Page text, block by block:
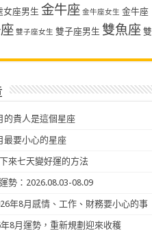
女座男生 金牛座 金牛座女生 金牛座
雙子座女生 雙子座男生 雙魚座 雙
的貴人是這個星座
最要小心的星座
來七天變好運的方法
勢：2026.08.03-08.09
年8月感情、工作、財務要小心的事
8月運勢，重新規劃迎來收穫